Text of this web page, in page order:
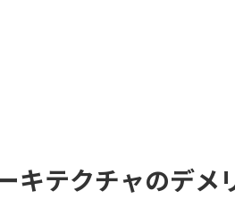
キテクチャのデメ